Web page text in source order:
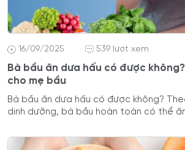
16/09/2025 539 lượt xem
Bà bầu ăn dưa hấu có được
cho mẹ bầu
Bà bầu ăn dưa hấu có được không?
dinh dưỡng, bà bầu hoàn toàn có thể